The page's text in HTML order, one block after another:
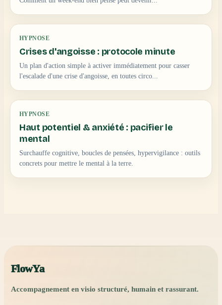
HYPNOSE
Crises d'angoisse : protocole minute
Un plan d'action simple à activer immédiatement pour casser
l'escalade d'une crise d'angoisse, en toutes circo...
HYPNOSE
Haut potentiel & anxiété : pacifier le
mental
Surchauffe cognitive, boucles de pensées, hypervigilance : outils
concrets pour mettre le mental à la terre.
FlowYa
Accompagnement en visio structuré, humain et rassurant.